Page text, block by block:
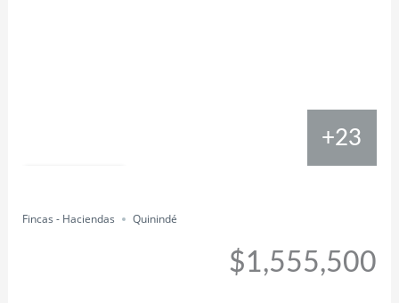
+23
Fincas - Haciendas Quinindé
$1,555,500